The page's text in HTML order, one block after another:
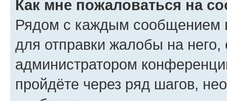
Как мне пожаловаться на
Рядом с каждым сообщением
для отправки жалобы на
администратором
пройдёте через ряд шагов,